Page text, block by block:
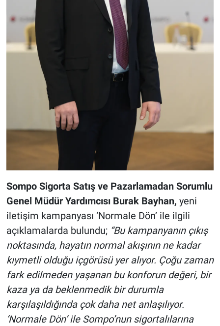
Sompo Sigorta Satış ve Pazarlamadan Sorumlu
Genel Müdür Yardımcısı Burak Bayhan, yeni
iletişim kampanyası ‘Normale Dön’ ile ilgili
açıklamalarda bulundu; “Bu kampanyanın çıkış
noktasında, hayatın normal akışının ne kadar
kıymetli olduğu içgörüsü yer alıyor. Çoğu zaman
fark edilmeden yaşanan bu konforun değeri, bir
kaza ya da beklenmedik bir durumla
karşılaşıldığında çok daha net anlaşılıyor.
‘Normale Dön’ ile Sompo’nun sigortalılarına